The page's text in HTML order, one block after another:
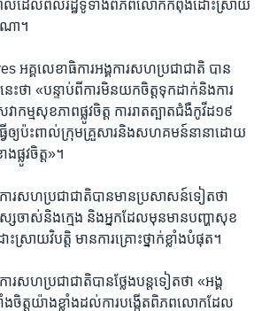
ពេលដែលពលរដ្ឋទូទាំងពិភពលោកកំពុងដោះស្រាយ
ណា។
អគ្គលេខាធិការអង្គការសហប្រជាជាតិ បាន
ថា «បន្ទាប់ពីការមិនយកចិត្តទុកដាក់និងការ
កម្មសុខភាពផ្លូវចិត្ត ការរាតត្បាតជំងឺកូវីដ១៩
ើឲ្យប៉ះពាល់ក្រុមគ្រួសារនិងសហគមន៍នានាដោយ
ផ្លូវចិត្ត»។
ការសហប្រជាជាតិបានមានប្រសាសន៍ទៀតថា
ចាស់និងក្មេង និងអ្នកដែលមុនមានបញ្ហាសុខ
ស្រាយវិបត្តិ មានការគ្រោះថ្នាក់ខ្លាំងបំផុត។
រសហប្រជាជាតិបានថ្លែងបន្តទៀតថា «អង្គ
ងចិត្តយ៉ាងខ្លាំងដល់ការបង្កើតពិភពលោកដែល